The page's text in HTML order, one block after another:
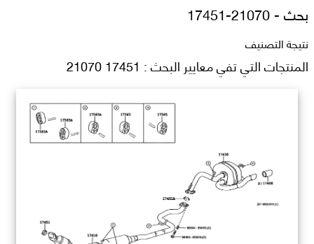
بحث -17451-21070
نتيجة التصنيف
المنتجات التي تفي معايير البحث : 17451 21070